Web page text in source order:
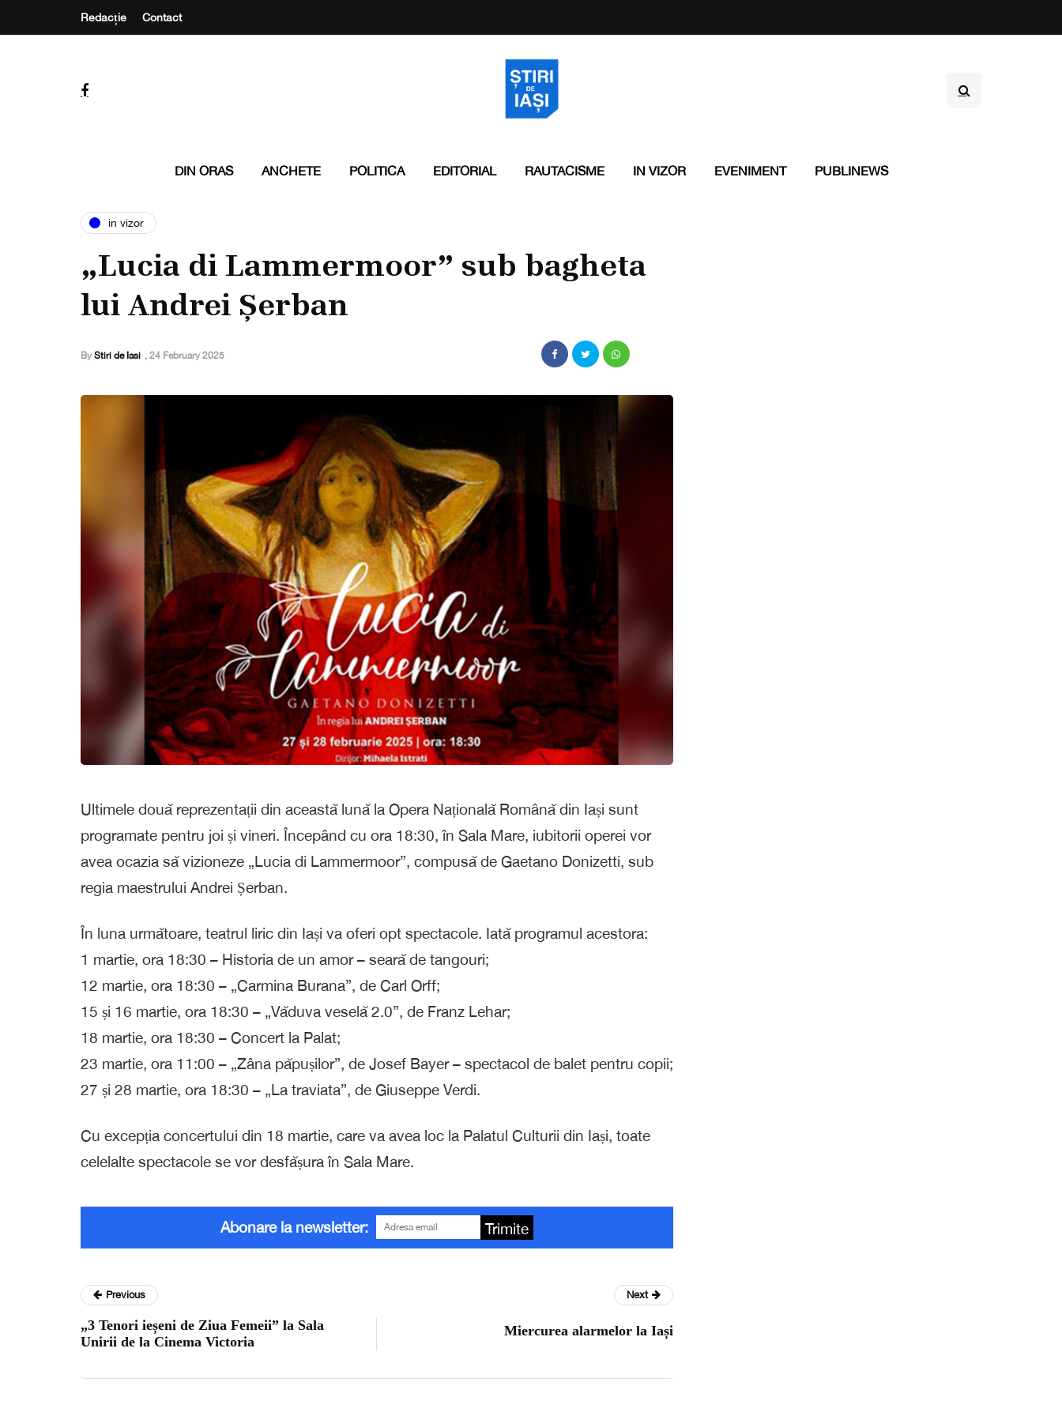
Redacție Contact
DIN ORAS ANCHETE POLITICA EDITORIAL RAUTACISME IN VIZOR EVENIMENT PUBLINEWS
in vizor
„Lucia di Lammermoor” sub bagheta
lui Andrei Șerban
By Stiri de Iasi , 24 February 2025
Ultimele două reprezentații din această lună la Opera Națională Română din Iași sunt
programate pentru joi și vineri. Începând cu ora 18:30, în Sala Mare, iubitorii operei vor
avea ocazia să vizioneze „Lucia di Lammermoor”, compusă de Gaetano Donizetti, sub
regia maestrului Andrei Șerban.
În luna următoare, teatrul liric din Iași va oferi opt spectacole. Iată programul acestora:
1 martie, ora 18:30 – Historia de un amor – seară de tangouri;
12 martie, ora 18:30 – „Carmina Burana”, de Carl Orff;
15 și 16 martie, ora 18:30 – „Văduva veselă 2.0”, de Franz Lehar;
18 martie, ora 18:30 – Concert la Palat;
23 martie, ora 11:00 – „Zâna păpușilor”, de Josef Bayer – spectacol de balet pentru copii;
27 și 28 martie, ora 18:30 – „La traviata”, de Giuseppe Verdi.
Cu excepția concertului din 18 martie, care va avea loc la Palatul Culturii din Iași, toate
celelalte spectacole se vor desfășura în Sala Mare.
Abonare la newsletter: Trimite
Previous
„3 Tenori ieșeni de Ziua Femeii” la Sala
Unirii de la Cinema Victoria
Next
Miercurea alarmelor la Iași